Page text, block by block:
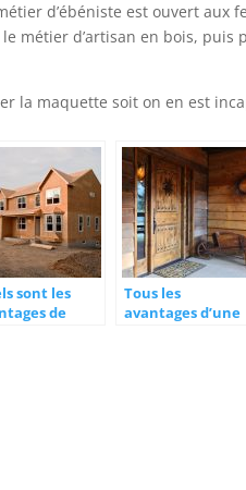
d’ébéniste est ouvert aux
métier d’artisan en bois, puis
la maquette soit on en est
sont les
de
Tous les
avantages d’une